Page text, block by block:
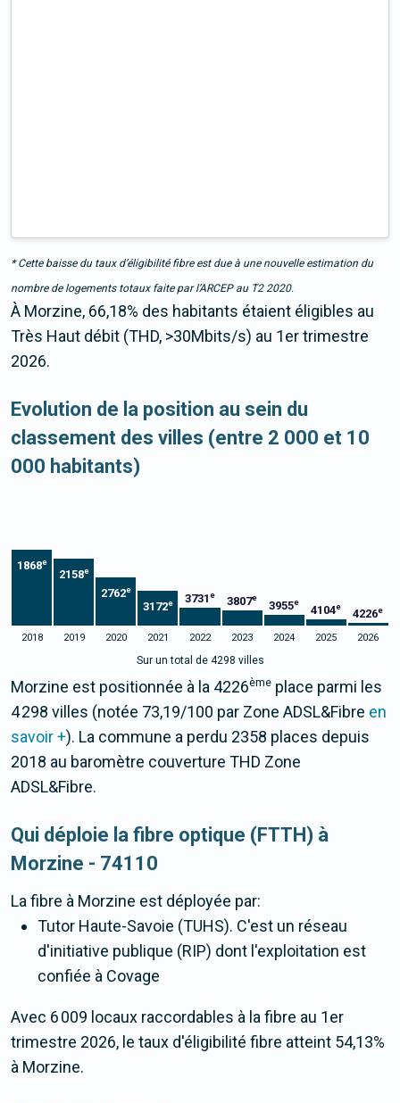
* Cette baisse du taux d’éligibilité fibre est due à une nouvelle estimation du
nombre de logements totaux faite par l’ARCEP au T2 2020.
À Morzine, 66,18% des habitants étaient éligibles au
Très Haut débit (THD, >30Mbits/s) au 1er trimestre
2026.
Evolution de la position au sein du
classement des villes (entre 2 000 et 10
000 habitants)
1868e
2158e
2762e
3172e 3731 e 3807e
3955e
4104e
4226e
2018 2019 2020 2021 2022 2023 2024 2025 2026
Sur un total de 4298 villes
Morzine est positionnée à la 4226ème place parmi les
4 298 villes (notée 73,19/100 par Zone ADSL&Fibre en
savoir +). La commune a perdu 2358 places depuis
2018 au baromètre couverture THD Zone
ADSL&Fibre.
Qui déploie la fibre optique (FTTH) à
Morzine - 74110
La fibre à Morzine est déployée par:
Tutor Haute-Savoie (TUHS). C'est un réseau
d'initiative publique (RIP) dont l'exploitation est
confiée à Covage
Avec 6 009 locaux raccordables à la fibre au 1er
trimestre 2026, le taux d'éligibilité fibre atteint 54,13%
à Morzine.